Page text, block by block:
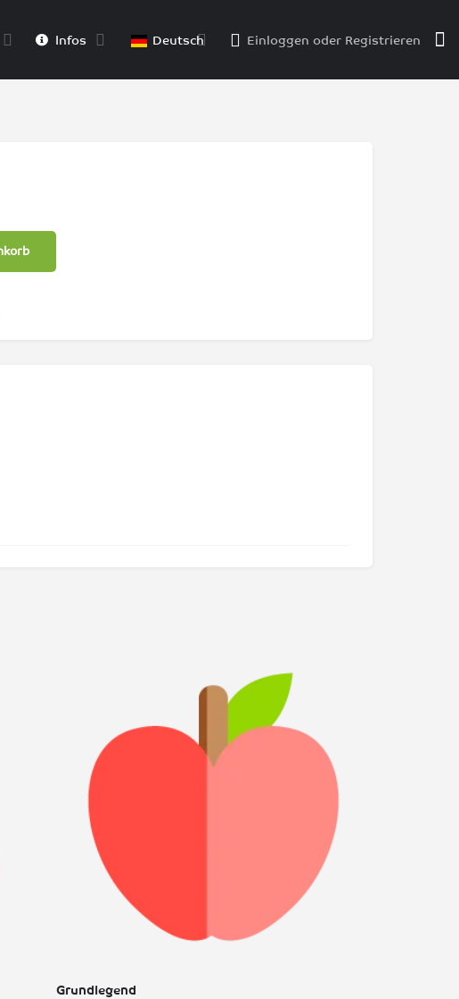
Infos Deutsch Einloggen oder Registrieren
Grundlegend